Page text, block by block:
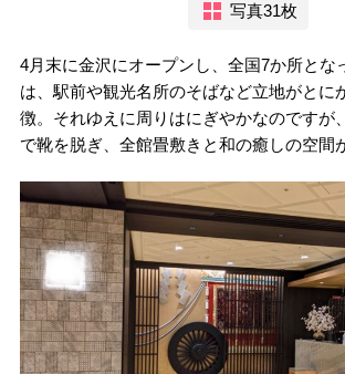
写真31枚
4月末に金沢にオープンし、全国7か所とな
は、駅前や観光名所のそばなど立地がとに
徴。それゆえに周りはにぎやかなのですが
で靴を脱ぎ、全館畳敷きと和の癒しの空間